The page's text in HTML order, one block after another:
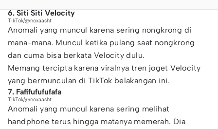
6. Siti Siti Velocity
TikTok/@noxaasht
Anomali yang muncul karena sering nongkrong di
mana-mana. Muncul ketika pulang saat nongkrong
dan cuma bisa berkata Velocity dulu.
Memang tercipta karena viralnya tren joget Velocity
yang bermunculan di TikTok belakangan ini.
7. Fafifufufufafa
TikTok/@noxaasht
Anomali yang muncul karena sering melihat
handphone terus hingga matanya memerah. Dia